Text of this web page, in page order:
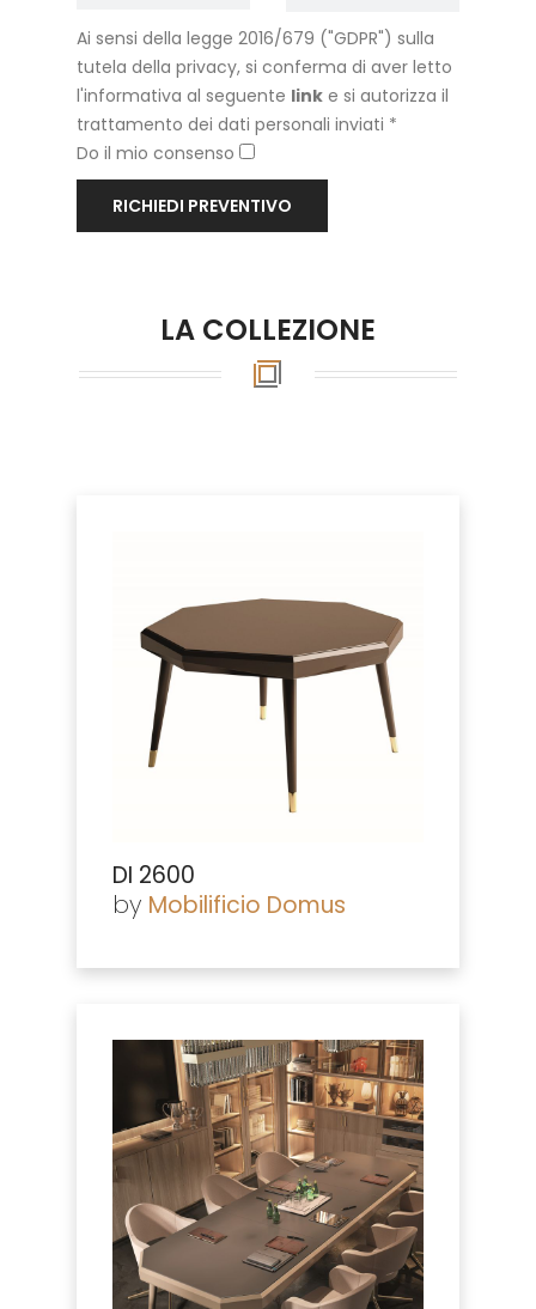
Ai sensi della legge 2016/679 ("GDPR") sulla
tutela della privacy, si conferma di aver letto
l'informativa al seguente link e si autorizza il
trattamento dei dati personali inviati *
Do il mio consenso
RICHIEDI PREVENTIVO
LA COLLEZIONE
DI 2600
by Mobilificio Domus